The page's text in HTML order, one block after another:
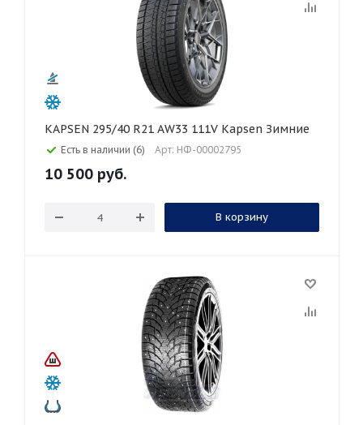
KAPSEN 295/40 R21 AW33 111V Kapsen Зимние
Есть в наличии (6) Арт: НФ-00002795
10 500 руб.
В корзину